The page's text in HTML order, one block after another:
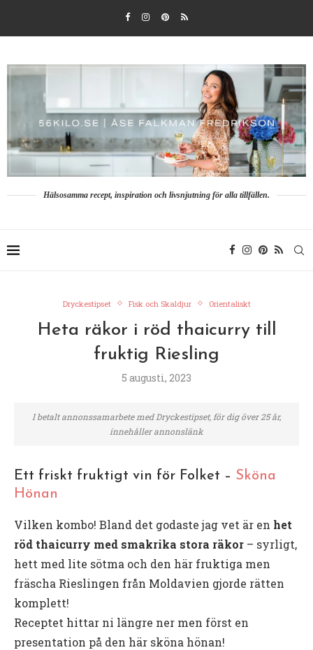
Hälsosamma recept, inspiration och livsnjutning för alla tillfällen.
Dryckestipset Fisk och Skaldjur Orientaliskt
Heta räkor i röd thaicurry till
fruktig Riesling
5 augusti, 2023
I betalt annonssamarbete med Dryckestipset, för dig över 25 år,
innehåller annonslänk
Ett friskt fruktigt vin för Folket – Sköna
Hönan
Vilken kombo! Bland det godaste jag vet är en het
röd thaicurry med smakrika stora räkor – syrligt,
hett med lite sötma och den här fruktiga men
fräscha Rieslingen från Moldavien gjorde rätten
komplett!
Receptet hittar ni längre ner men först en
presentation på den här sköna hönan!